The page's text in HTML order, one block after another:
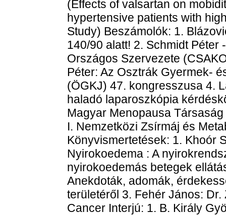
(Effects of valsartan on
hypertensive patients with
Study) Beszámolók: 1.
140/90 alatt! 2. Schmidt
Országos Szervezete
Péter: Az Osztrák Gyermek-
(ÖGKJ) 47. kongresszusa 4.
haladó laparoszkópia
Magyar Menopausa
I. Nemzetközi Zsírmáj és
Könyvismertetések: 1. Khoór
Nyirokoedema : A
nyirokoedemás betegek
Anekdoták, adomák,
területéről 3. Fehér János:
Cancer Interjú: 1. B. Király